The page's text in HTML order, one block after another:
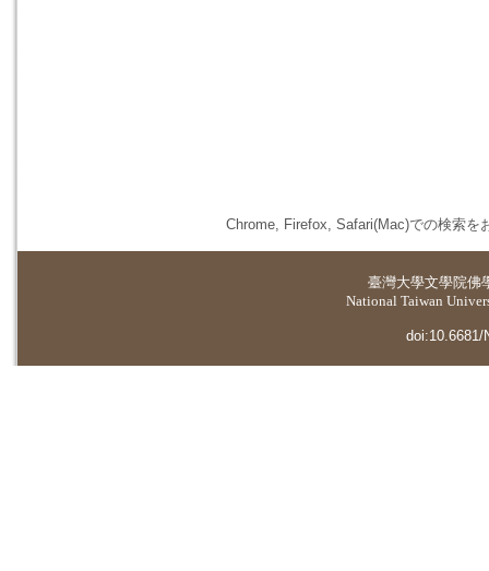
Chrome, Firefox, Safari(Mac)での検索を
臺灣大學文學院佛
National Taiwan
doi:10.6681/